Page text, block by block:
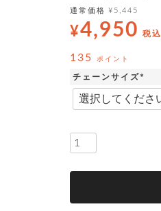
通常価格 ¥ 5,445
¥4,950 税込
135 ポイント
チェーンサイズ
(
必
須